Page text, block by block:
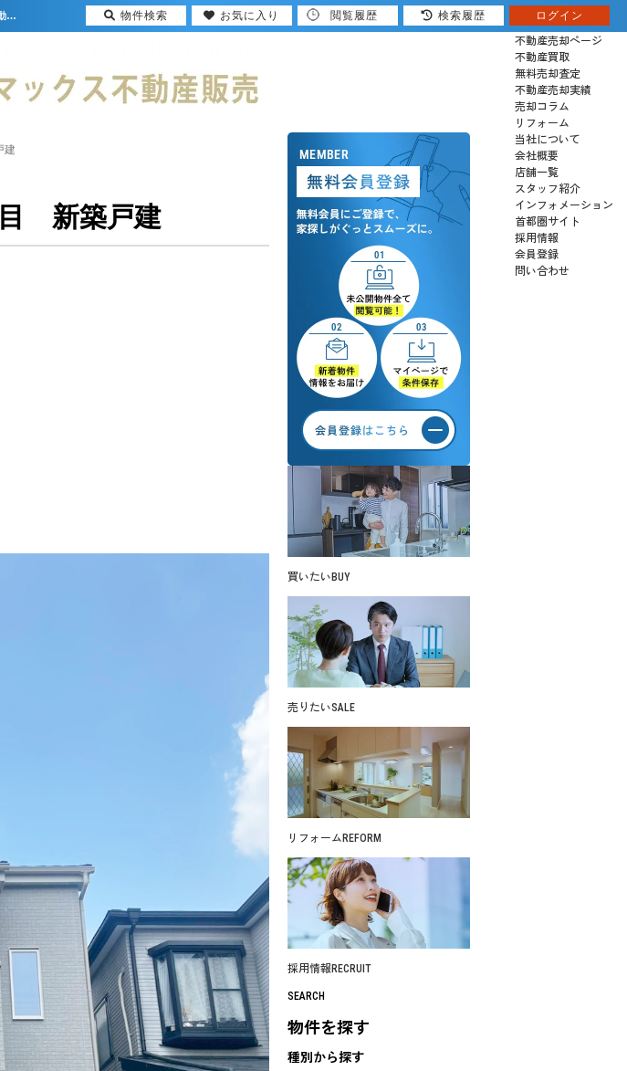
★新着物件情報★吹田市江坂町3丁目 新築戸建【更新】 | 大阪（門真市・大阪市・豊中市）の不動産はセンチュリー21マックス不動産販売
売りたい
不動産売却ページ
不動産買取
無料売却査定
不動産売却実績
売却コラム
リフォーム
当社について
会社概要
店舗一覧
スタッフ紹介
インフォメーション
首都圏サイト
採用情報
会員登録
問い合わせ
建
新築戸建
買いたい BUY
売りたいSALE
リフォーム REFORM
採用情報 RECRUIT
SEARCH
物件を探す
種別から探す
物件検索 お気に入り 閲覧履歴 検索履歴 ログイン